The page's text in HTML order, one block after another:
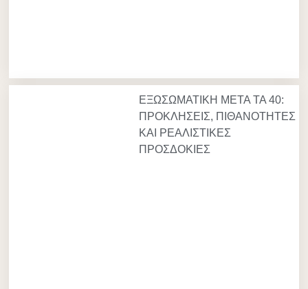
ΕΞΩΣΩΜΑΤΙΚΗ ΜΕΤΑ ΤΑ 40:
ΠΡΟΚΛΗΣΕΙΣ, ΠΙΘΑΝΟΤΗΤΕΣ
ΚΑΙ ΡΕΑΛΙΣΤΙΚΕΣ
ΠΡΟΣΔΟΚΙΕΣ